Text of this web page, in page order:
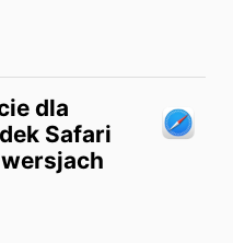
dla
Safari